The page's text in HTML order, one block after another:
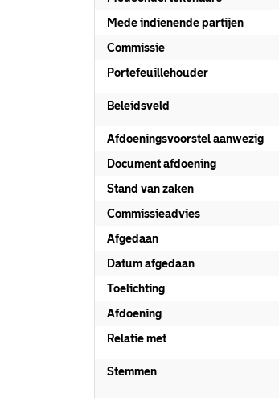
Mede indienende partijen
Commissie
Portefeuillehouder
Beleidsveld
Afdoeningsvoorstel aanwezig
Document afdoening
Stand van zaken
Commissieadvies
Afgedaan
Datum afgedaan
Toelichting
Afdoening
Relatie met
Stemmen